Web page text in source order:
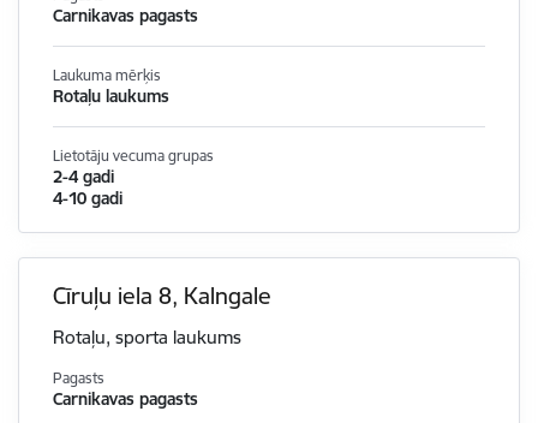
Carnikavas pagasts
Laukuma mērķis
Rotaļu laukums
Lietotāju vecuma grupas
2-4 gadi
4-10 gadi
Cīruļu iela 8, Kalngale
Rotaļu, sporta laukums
Pagasts
Carnikavas pagasts